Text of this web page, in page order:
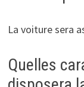
La voiture sera
Quelles